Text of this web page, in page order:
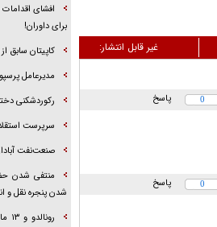
غیر قابل انتشار:
0 پاسخ
0 پاسخ
افشای اقدامات
برای داوران!
کاپیتان سابق
مدیرعامل
رکوردشکنی
سرپرست
صنعت‌نفت آبادان ۲ مدافع جدید
منتفی شدن
شدن پنجره نقل و